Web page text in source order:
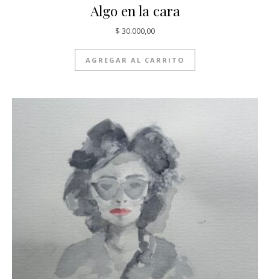
Algo en la cara
$ 30.000,00
AGREGAR AL CARRITO